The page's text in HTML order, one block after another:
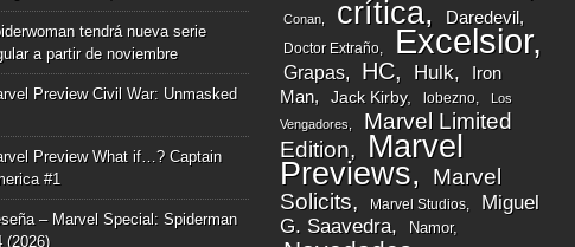
tendrá nueva serie
a partir de noviembre
Preview Civil War: Unmasked
Preview What if…? Captain
#1
– Marvel Special: Spiderman
(2026)
Conan crítica Daredevil
Doctor Extraño Excelsior
Grapas HC Hulk
Iron
Man
Jack Kirby lobezno
Los
Vengadores
Marvel Limited
Edition
Marvel
Previews
Marvel
Solicits
Marvel Studios
Miguel
G. Saavedra
Namor